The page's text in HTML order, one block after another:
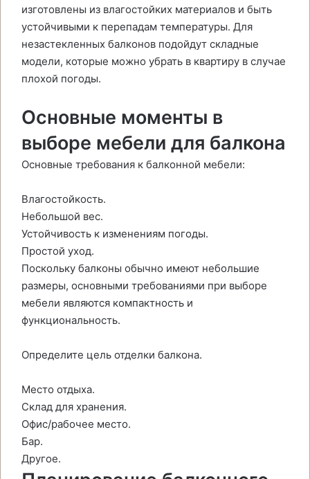
изготовлены из влагостойких материалов и быть
устойчивыми к перепадам температуры. Для
незастекленных балконов подойдут складные
модели, которые можно убрать в квартиру в случае
плохой погоды.
Основные моменты в
выборе мебели для балкона
Основные требования к балконной мебели:
Влагостойкость.
Небольшой вес.
Устойчивость к изменениям погоды.
Простой уход.
Поскольку балконы обычно имеют небольшие
размеры, основными требованиями при выборе
мебели являются компактность и
функциональность.
Определите цель отделки балкона.
Место отдыха.
Склад для хранения.
Офис/рабочее место.
Бар.
Другое.